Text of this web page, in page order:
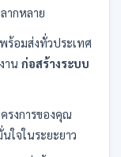
ากหลาย
พร้อมส่งทั่วประเทศ
าน ก่อสร้างระบบ
รงการของคุณ
ใจในระยะยาว